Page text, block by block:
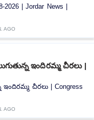
2026 | Jordar News |
AGO
ఇందిరమ్మ చీరలు |
చీరలు | Congress
AGO